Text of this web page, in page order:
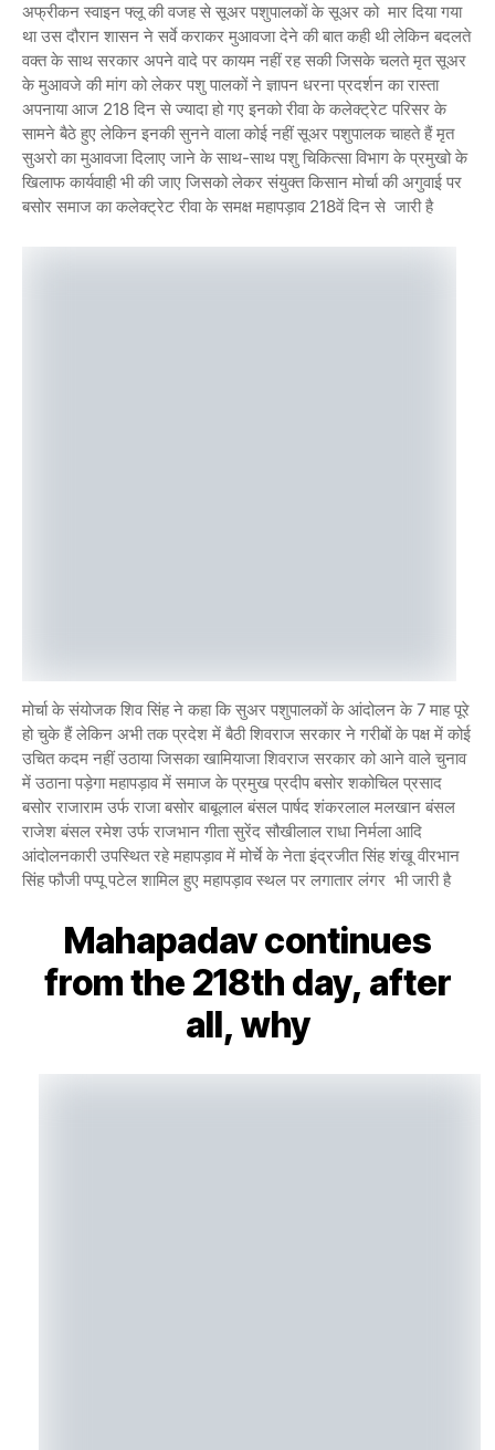
अफ्रीकन स्वाइन फ्लू की वजह से सूअर पशुपालकों के सूअर को मार दिया गया
था उस दौरान शासन ने सर्वे कराकर मुआवजा देने की बात कही थी लेकिन बदलते
वक्त के साथ सरकार अपने वादे पर कायम नहीं रह सकी जिसके चलते मृत सूअर
के मुआवजे की मांग को लेकर पशु पालकों ने ज्ञापन धरना प्रदर्शन का रास्ता
अपनाया आज 218 दिन से ज्यादा हो गए इनको रीवा के कलेक्ट्रेट परिसर के
सामने बैठे हुए लेकिन इनकी सुनने वाला कोई नहीं सूअर पशुपालक चाहते हैं मृत
सुअरो का मुआवजा दिलाए जाने के साथ-साथ पशु चिकित्सा विभाग के प्रमुखो के
खिलाफ कार्यवाही भी की जाए जिसको लेकर संयुक्त किसान मोर्चा की अगुवाई पर
बसोर समाज का कलेक्ट्रेट रीवा के समक्ष महापड़ाव 218वें दिन से जारी है
मोर्चा के संयोजक शिव सिंह ने कहा कि सुअर पशुपालकों के आंदोलन के 7 माह पूरे
हो चुके हैं लेकिन अभी तक प्रदेश में बैठी शिवराज सरकार ने गरीबों के पक्ष में कोई
उचित कदम नहीं उठाया जिसका खामियाजा शिवराज सरकार को आने वाले चुनाव
में उठाना पड़ेगा महापड़ाव में समाज के प्रमुख प्रदीप बसोर शकोचिल प्रसाद
बसोर राजाराम उर्फ राजा बसोर बाबूलाल बंसल पार्षद शंकरलाल मलखान बंसल
राजेश बंसल रमेश उर्फ राजभान गीता सुरेंद सौखीलाल राधा निर्मला आदि
आंदोलनकारी उपस्थित रहे महापड़ाव में मोर्चे के नेता इंद्रजीत सिंह शंखू वीरभान
सिंह फौजी पप्पू पटेल शामिल हुए महापड़ाव स्थल पर लगातार लंगर भी जारी है
Mahapadav continues
from the 218th day, after
all, why